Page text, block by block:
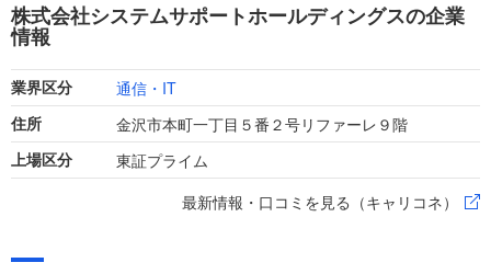
株式会社システムサポートホールディングスの企業
情報
業界区分 通信・IT
住所 金沢市本町一丁目５番２号リファーレ９階
上場区分
東証プライム
最新情報・口コミを見る（キャリコネ）